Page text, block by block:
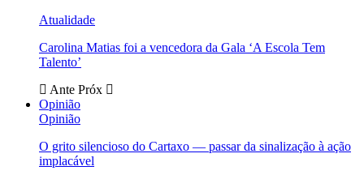
Atualidade
Carolina Matias foi a vencedora da Gala ‘A Escola Tem
Talento’
Ante Próx
Opinião
Opinião
O grito silencioso do Cartaxo — passar da sinalização à ação
implacável